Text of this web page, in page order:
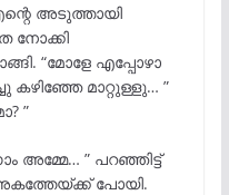
അടുത്തായി
നോക്കി
“മോളേ എപ്പോഴാ
കഴിഞ്ഞേ മാറ്റുള്ളു… ”
”
അമ്മേ… ” പറഞ്ഞിട്ട്
പോയി.